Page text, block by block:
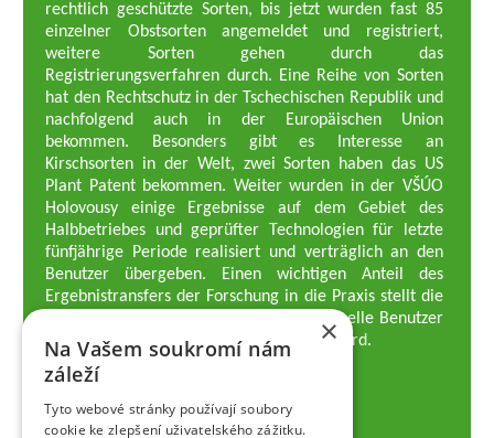
rechtlich geschützte Sorten, bis jetzt wurden fast 85
einzelner Obstsorten angemeldet und registriert,
weitere Sorten gehen durch das
Registrierungsverfahren durch. Eine Reihe von Sorten
hat den Rechtschutz in der Tschechischen Republik und
nachfolgend auch in der Europäischen Union
bekommen. Besonders gibt es Interesse an
Kirschsorten in der Welt, zwei Sorten haben das US
Plant Patent bekommen. Weiter wurden in der VŠÚO
Holovousy einige Ergebnisse auf dem Gebiet des
Halbbetriebes und geprüfter Technologien für letzte
fünfjährige Periode realisiert und verträglich an den
Benutzer übergeben. Einen wichtigen Anteil des
Ergebnistransfers der Forschung in die Praxis stellt die
Züchtungsmethodik dar, die an professionelle Benutzer
– professionelle Obstzüchter übergeben wird.
Geschäftsführer der Gesellschaft
Dipl.-Ing. Tomáš Zmeškal
Dipl.-Ing. Jaroslav Vácha
×
Na Vašem soukromí nám
záleží
Tyto webové stránky používají soubory
cookie ke zlepšení uživatelského zážitku.